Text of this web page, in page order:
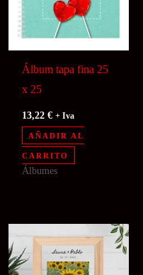
Álbum tapa fina 25
x 25
13,22€ + Iva
AÑADIR AL
CARRITO
Álbumes